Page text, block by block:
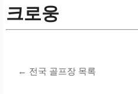
크로웅
← 전국 골프장 목록